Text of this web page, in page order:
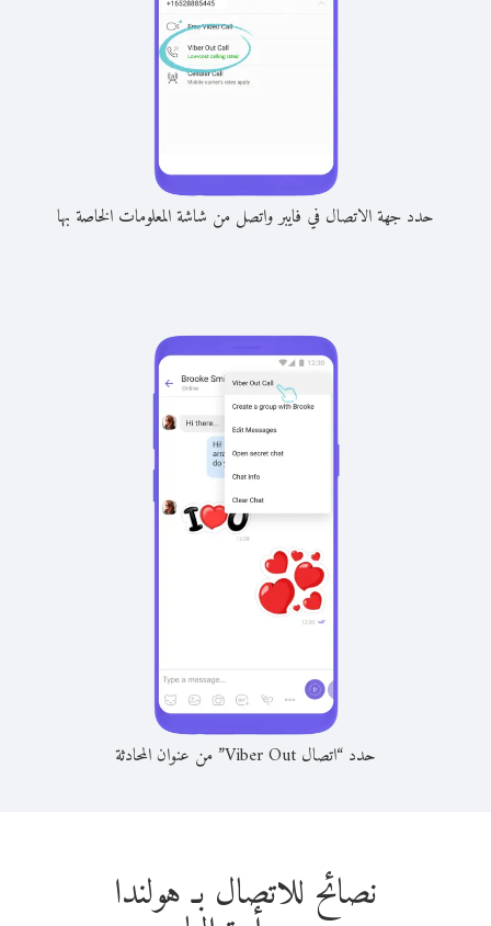
حدد جهة الاتصال في فايبر واتصل من شاشة المعلومات الخاصة بها
حدد “اتصال Viber Out” من عنوان المحادثة
نصائح للاتصال بـ هولندا